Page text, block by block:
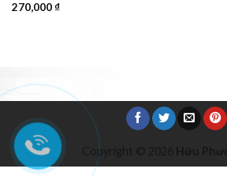
270,000₫
Music for life!